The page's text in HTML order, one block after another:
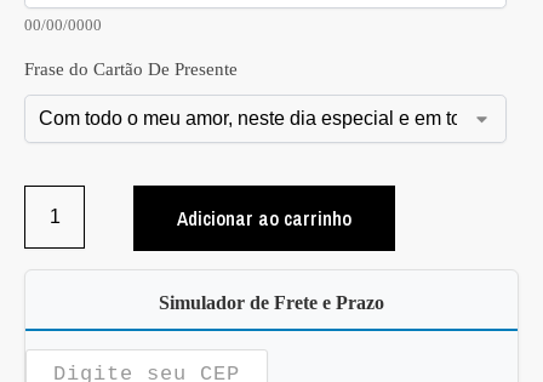
00/00/0000
Frase do Cartão De Presente
Adicionar ao carrinho
Simulador de Frete e Prazo